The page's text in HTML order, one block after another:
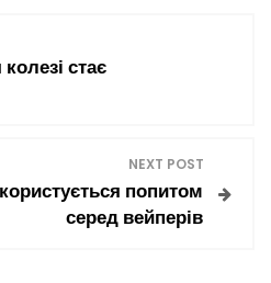
стає
NEXT POST
попитом
серед вейперів